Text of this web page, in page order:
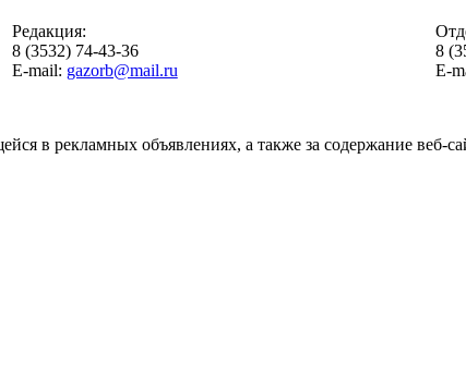
Редакция:
8 (3532) 74-43-36
E-mail: gazorb@mail.ru
8
E-
в рекламных объявлениях, а также за содержание веб-